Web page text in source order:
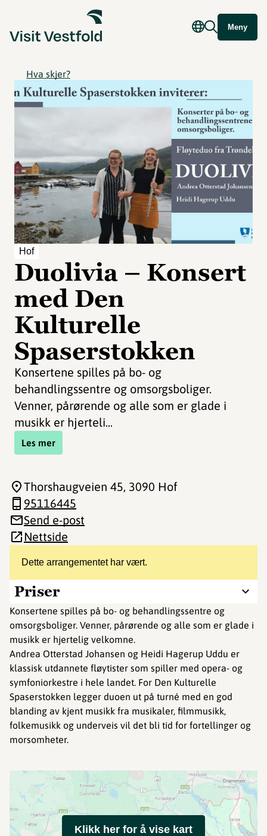
Meny
Hva skjer?
Hof
Duolivia – Konsert
med Den
Kulturelle
Spaserstokken
Konsertene spilles på bo- og
behandlingssentre og omsorgsboliger.
Venner, pårørende og alle som er glade i
musikk er hjerteli...
Les mer
Dette arrangementet har vært.
Priser
Konsertene spilles på bo- og behandlingssentre og
omsorgsboliger. Venner, pårørende og alle som er glade i
musikk er hjertelig velkomne.
Andrea Otterstad Johansen og Heidi Hagerup Uddu er
klassisk utdannete fløytister som spiller med opera- og
symfoniorkestre i hele landet. For Den Kulturelle
Spaserstokken legger duoen ut på turné med en god
blanding av kjent musikk fra musikaler, filmmusikk,
folkemusikk og underveis vil det bli tid for fortellinger og
morsomheter.
Thorshaugveien 45, 3090 Hof
95116445
Send e-post
Nettside
Klikk her for å vise kart